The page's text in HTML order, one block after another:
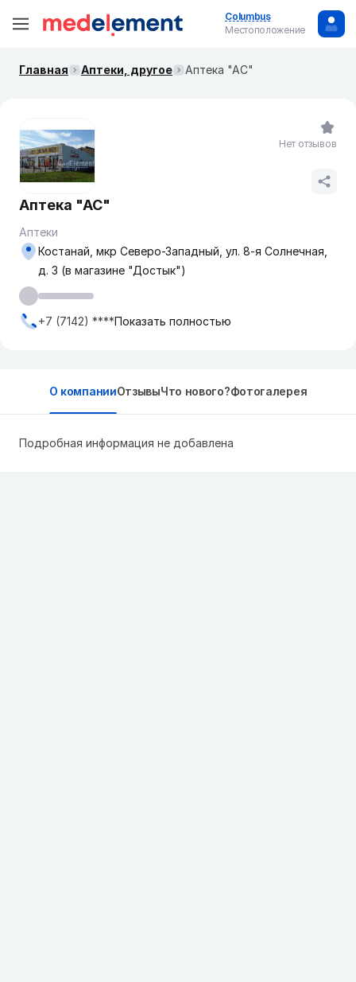
Columbus
Местоположение
Главная Аптеки, другое Аптека "АС"
Аптека "АС"
Аптеки
Костанай, мкр Северо-Западный, ул. 8-я Солнечная,
д. 3 (в магазине "Достык")
+7 (7142) ****Показать полностью
Нет отзывов
О компанииОтзывыЧто нового?Фотогалерея
Подробная информация не добавлена